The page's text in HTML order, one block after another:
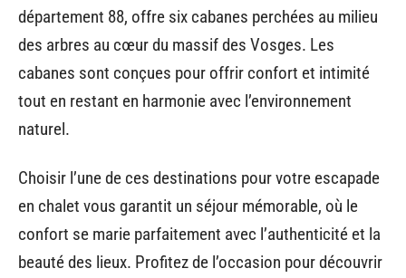
département 88, offre six cabanes perchées au milieu
des arbres au cœur du massif des Vosges. Les
cabanes sont conçues pour offrir confort et intimité
tout en restant en harmonie avec l’environnement
naturel.
Choisir l’une de ces destinations pour votre escapade
en chalet vous garantit un séjour mémorable, où le
confort se marie parfaitement avec l’authenticité et la
beauté des lieux. Profitez de l’occasion pour découvrir